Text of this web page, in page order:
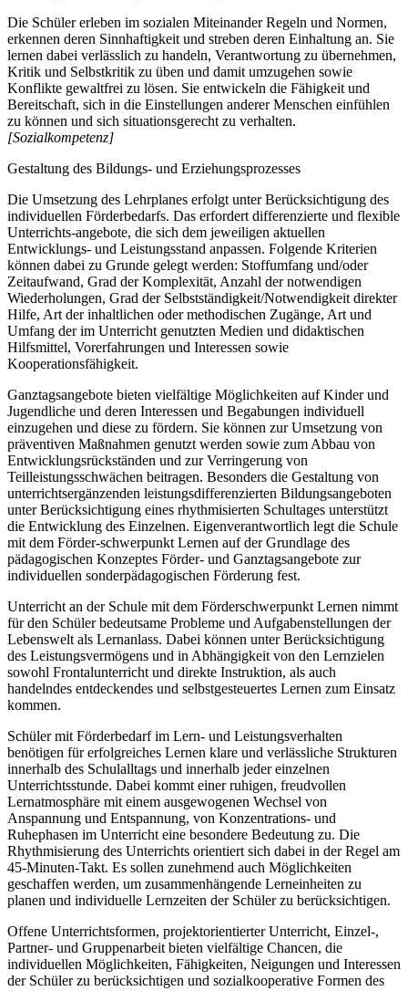
Die Schüler erleben im sozialen Miteinander Regeln und Normen,
erkennen deren Sinnhaftigkeit und streben deren Einhaltung an. Sie
lernen dabei verlässlich zu handeln, Verantwortung zu übernehmen,
Kritik und Selbstkritik zu üben und damit umzugehen sowie
Konflikte gewaltfrei zu lösen. Sie entwickeln die Fähigkeit und
Bereitschaft, sich in die Einstellungen anderer Menschen einfühlen
zu können und sich situationsgerecht zu verhalten.
[Sozialkompetenz]
Gestaltung des Bildungs- und Erziehungsprozesses
Die Umsetzung des Lehrplanes erfolgt unter Berücksichtigung des
individuellen Förderbedarfs. Das erfordert differenzierte und flexible
Unterrichts-angebote, die sich dem jeweiligen aktuellen
Entwicklungs- und Leistungsstand anpassen. Folgende Kriterien
können dabei zu Grunde gelegt werden: Stoffumfang und/oder
Zeitaufwand, Grad der Komplexität, Anzahl der notwendigen
Wiederholungen, Grad der Selbstständigkeit/Notwendigkeit direkter
Hilfe, Art der inhaltlichen oder methodischen Zugänge, Art und
Umfang der im Unterricht genutzten Medien und didaktischen
Hilfsmittel, Vorerfahrungen und Interessen sowie
Kooperationsfähigkeit.
Ganztagsangebote bieten vielfältige Möglichkeiten auf Kinder und
Jugendliche und deren Interessen und Begabungen individuell
einzugehen und diese zu fördern. Sie können zur Umsetzung von
präventiven Maßnahmen genutzt werden sowie zum Abbau von
Entwicklungsrückständen und zur Verringerung von
Teilleistungsschwächen beitragen. Besonders die Gestaltung von
unterrichtsergänzenden leistungsdifferenzierten Bildungsangeboten
unter Berücksichtigung eines rhythmisierten Schultages unterstützt
die Entwicklung des Einzelnen. Eigenverantwortlich legt die Schule
mit dem Förder-schwerpunkt Lernen auf der Grundlage des
pädagogischen Konzeptes Förder- und Ganztagsangebote zur
individuellen sonderpädagogischen Förderung fest.
Unterricht an der Schule mit dem Förderschwerpunkt Lernen nimmt
für den Schüler bedeutsame Probleme und Aufgabenstellungen der
Lebenswelt als Lernanlass. Dabei können unter Berücksichtigung
des Leistungsvermögens und in Abhängigkeit von den Lernzielen
sowohl Frontalunterricht und direkte Instruktion, als auch
handelndes entdeckendes und selbstgesteuertes Lernen zum Einsatz
kommen.
Schüler mit Förderbedarf im Lern- und Leistungsverhalten
benötigen für erfolgreiches Lernen klare und verlässliche Strukturen
innerhalb des Schulalltags und innerhalb jeder einzelnen
Unterrichtsstunde. Dabei kommt einer ruhigen, freudvollen
Lernatmosphäre mit einem ausgewogenen Wechsel von
Anspannung und Entspannung, von Konzentrations- und
Ruhephasen im Unterricht eine besondere Bedeutung zu. Die
Rhythmisierung des Unterrichts orientiert sich dabei in der Regel am
45-Minuten-Takt. Es sollen zunehmend auch Möglichkeiten
geschaffen werden, um zusammenhängende Lerneinheiten zu
planen und individuelle Lernzeiten der Schüler zu berücksichtigen.
Offene Unterrichtsformen, projektorientierter Unterricht, Einzel-,
Partner- und Gruppenarbeit bieten vielfältige Chancen, die
individuellen Möglichkeiten, Fähigkeiten, Neigungen und Interessen
der Schüler zu berücksichtigen und sozialkooperative Formen des